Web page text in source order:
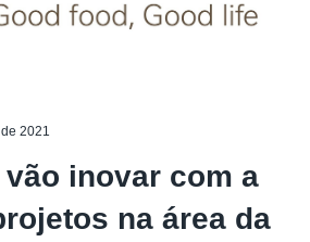
2021
vão inovar com a
na área da